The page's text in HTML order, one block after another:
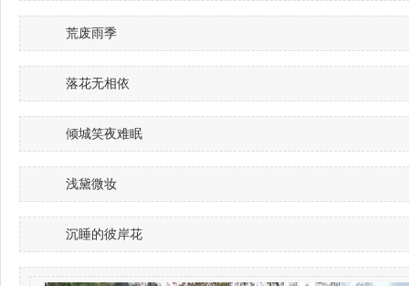
荒废雨季
落花无相依
倾城笑夜难眠
浅黛微妆
沉睡的彼岸花